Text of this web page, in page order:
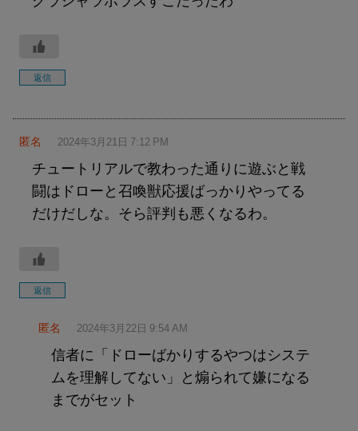
返信
匿名 2024年3月21日 7:12 PM
チュートリアルで教わった通りに遊ぶと戦
闘はドローと召喚獣応援ばっかりやってる
だけだしな。そら評判も悪くなるわ。
返信
匿名 2024年3月22日 9:54 AM
信者に「ドローばかりするやつはシステ
ムを理解してない」と煽られて嫌になる
までがセット